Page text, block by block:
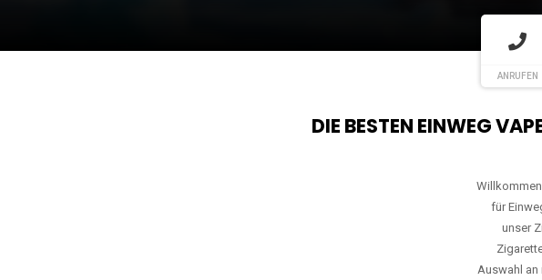
ANRUFEN
DIE BESTEN EINWEG
für
unser
Auswahl an